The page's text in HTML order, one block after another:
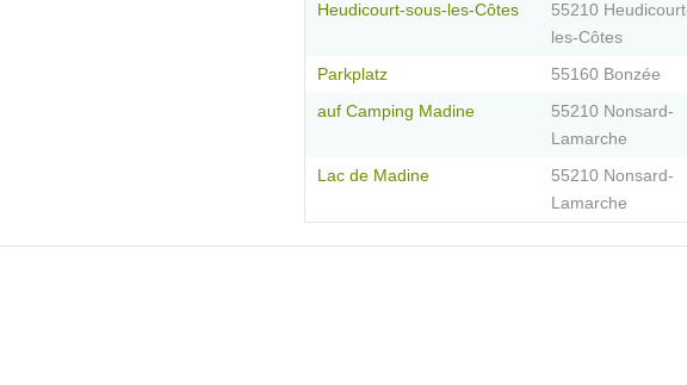
Heudicourt-sous-les-Côtes
55210
les-Côtes
Parkplatz 55160 Bonzée
auf Camping Madine
55210 Nonsard-
Lamarche
Lac de Madine
55210 Nonsard-
Lamarche